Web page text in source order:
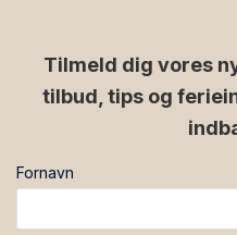
Tilmeld dig vores
tilbud, tips og
Fornavn